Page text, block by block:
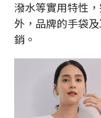
潑水等實用特性
外，品牌的手袋
銷。